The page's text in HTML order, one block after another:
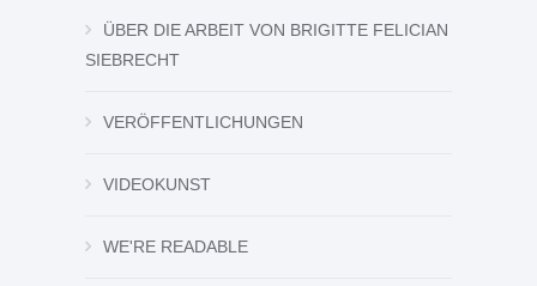
ÜBER DIE ARBEIT VON BRIGITTE FELICIAN
SIEBRECHT
VERÖFFENTLICHUNGEN
VIDEOKUNST
WE'RE READABLE